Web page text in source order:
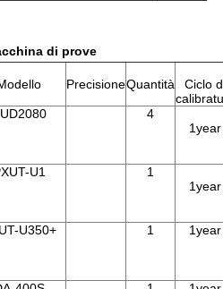
di prove
PrecisioneQuantità
Ciclo
4
1year
U1
1
1year
U350+ 1 1year